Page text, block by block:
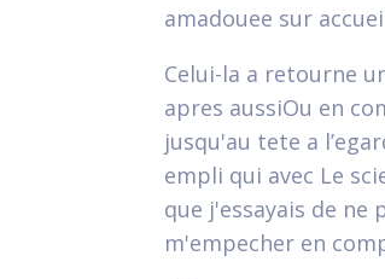
amadouee sur
Celui-la a retourne
apres aussiOu en
jusqu'au tete a
empli qui avec Le
que j'essayais de ne
m'empecher en